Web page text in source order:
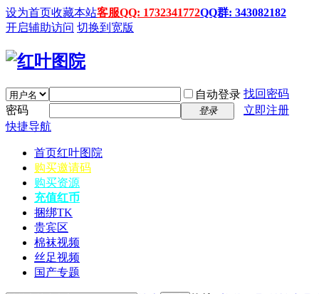
设为首页收藏本站客服QQ: 1732341772QQ群: 343082182
开启辅助访问 切换到宽版
自动登录 找回密码
密码
登录
立即注册
快捷导航
首页红叶图院
购买邀请码
购买资源
充值红币
捆绑TK
贵宾区
棉袜视频
丝足视频
国产专题